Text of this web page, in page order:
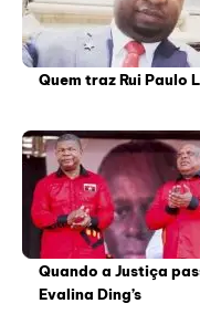
Quem traz Rui Paulo
Quando a Justiça
Evalina Ding’s